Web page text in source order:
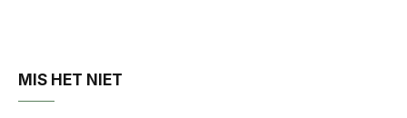
MIS HET NIET